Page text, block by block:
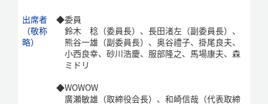
出席者
（敬称
略）
◆委員
鈴木 稔（委員長）、長田渚左（副委員長）、
熊谷一雄（副委員長）、奥谷禮子、掛尾良夫、
小西良幸、砂川浩慶、服部隆之、馬場康夫、森
ミドリ
◆WOWOW
廣瀬敏雄（取締役会長）、和崎信哉（代表取締